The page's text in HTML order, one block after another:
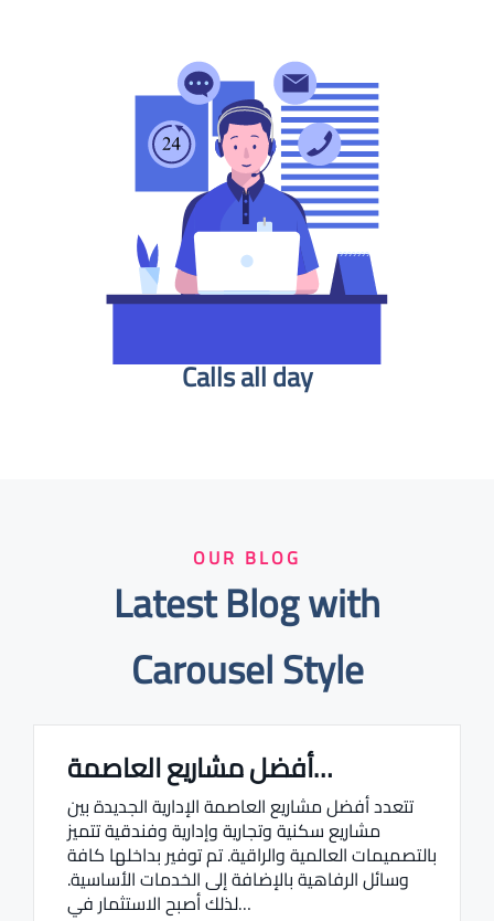
Calls all day
OUR BLOG
Latest Blog with
Carousel Style
Real estate Estate ville أفضل مشاريع العاصمة…
تتعدد أفضل مشاريع العاصمة الإدارية الجديدة بين
مشاريع سكنية وتجارية وإدارية وفندقية تتميز
بالتصميمات العالمية والراقية. تم توفير بداخلها كافة
وسائل الرفاهية بالإضافة إلى الخدمات الأساسية.
لذلك أصبح الاستثمار في…